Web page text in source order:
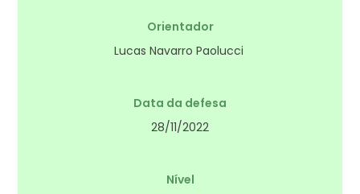
Orientador
Lucas Navarro Paolucci
Data da defesa
28/11/2022
Nível